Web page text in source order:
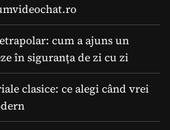
cum a ajuns un
în siguranța de zi cu zi
clasice: ce alegi când vrei